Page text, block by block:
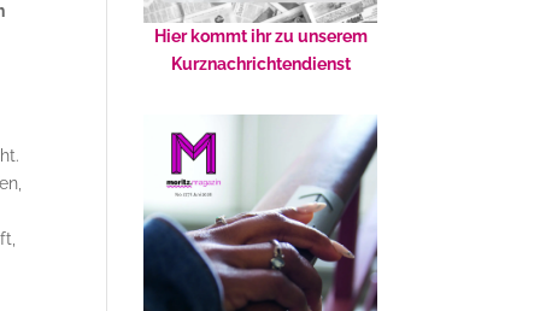
Hier kommt ihr zu unserem
Kurznachrichtendienst